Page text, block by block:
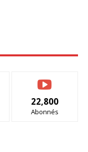
22,800
Abonnés